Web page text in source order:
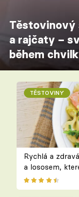
Těstovinový
a rajčaty –
během
TĚSTOVINY
Rychlá a
a lososem,